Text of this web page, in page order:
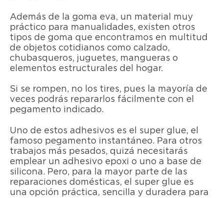
Además de la goma eva, un material muy
práctico para manualidades, existen otros
tipos de goma que encontramos en multitud
de objetos cotidianos como calzado,
chubasqueros, juguetes, mangueras o
elementos estructurales del hogar.
Si se rompen, no los tires, pues la mayoría de
veces podrás repararlos fácilmente con el
pegamento indicado.
Uno de estos adhesivos es el super glue, el
famoso pegamento instantáneo. Para otros
trabajos más pesados, quizá necesitarás
emplear un adhesivo epoxi o uno a base de
silicona. Pero, para la mayor parte de las
reparaciones domésticas, el super glue es
una opción práctica, sencilla y duradera para